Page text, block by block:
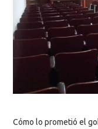
Cómo lo prometió el